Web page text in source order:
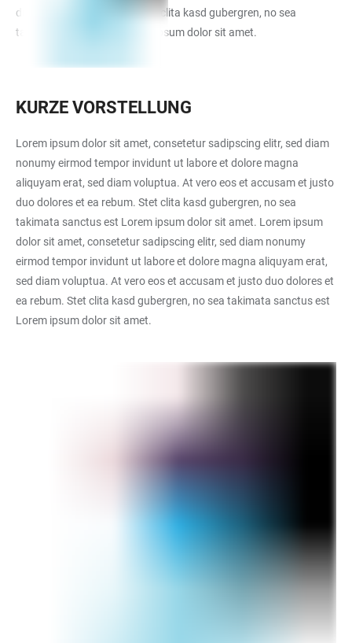
duo dolores et ea rebum. Stet clita kasd gubergren, no sea
takimata sanctus est Lorem ipsum dolor sit amet.
KURZE VORSTELLUNG
Lorem ipsum dolor sit amet, consetetur sadipscing elitr, sed diam
nonumy eirmod tempor invidunt ut labore et dolore magna
aliquyam erat, sed diam voluptua. At vero eos et accusam et justo
duo dolores et ea rebum. Stet clita kasd gubergren, no sea
takimata sanctus est Lorem ipsum dolor sit amet. Lorem ipsum
dolor sit amet, consetetur sadipscing elitr, sed diam nonumy
eirmod tempor invidunt ut labore et dolore magna aliquyam erat,
sed diam voluptua. At vero eos et accusam et justo duo dolores et
ea rebum. Stet clita kasd gubergren, no sea takimata sanctus est
Lorem ipsum dolor sit amet.